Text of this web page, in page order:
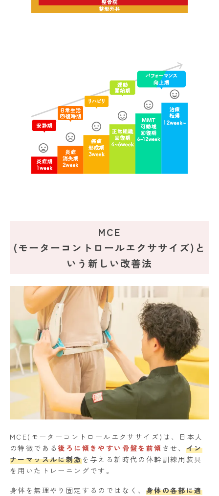
MCE
(モーターコントロールエクササイズ)と
いう新しい改善法
MCE(モーターコントロールエクササイズ)は、日本人
の特徴である後ろに傾きやすい骨盤を前傾 させ、 イン
ナーマッスルに刺激を与える新時代の体幹訓練用装具
を用いたトレーニングです。
身体を無理やり固定するのではなく、 身体の各部に適